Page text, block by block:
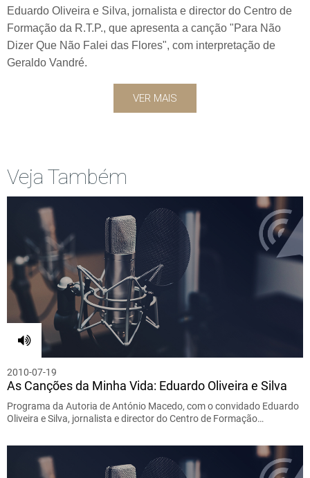
Eduardo Oliveira e Silva, jornalista e director do Centro de
Formação da R.T.P., que apresenta a canção "Para Não
Dizer Que Não Falei das Flores", com interpretação de
Geraldo Vandré.
VER MAIS
Veja Também
2010-07-19
As Canções da Minha Vida: Eduardo Oliveira e Silva
Programa da Autoria de António Macedo, com o convidado Eduardo
Oliveira e Silva, jornalista e director do Centro de Formação…